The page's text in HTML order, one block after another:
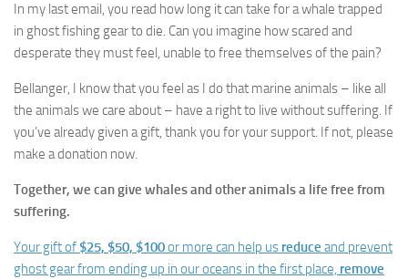
In my last email, you read how long it can take for a whale trapped
in ghost fishing gear to die. Can you imagine how scared and
desperate they must feel, unable to free themselves of the pain?
Bellanger, I know that you feel as I do that marine animals – like all
the animals we care about – have a right to live without suffering. If
you’ve already given a gift, thank you for your support. If not, please
make a donation now.
Together, we can give whales and other animals a life free from
suffering.
Your gift of $25, $50, $100or more can help us reduce and prevent
ghost gear from ending up in our oceans in the first place, remove